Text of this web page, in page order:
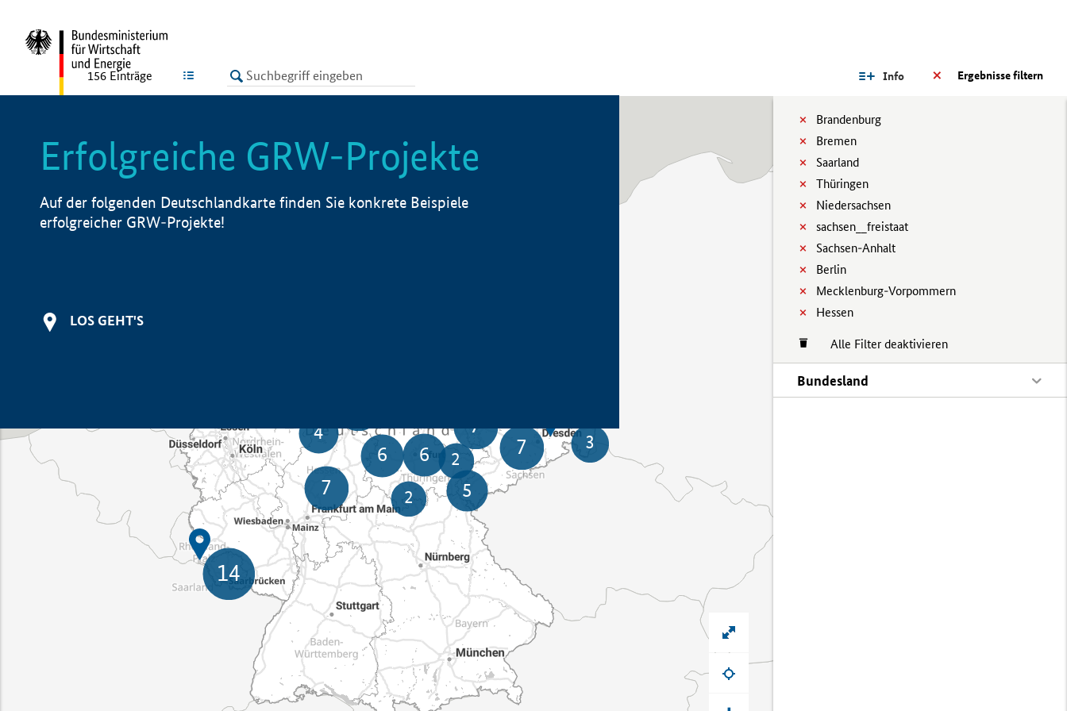
LISTE Ergebnisse filtern
Info
Brandenburg
Bremen
Saarland
Thüringen
Niedersachsen
sachsen__freistaat
Sachsen-Anhalt
Berlin
Mecklenburg-Vorpommern
Hessen
Alle Filter deaktivieren
Bundesland
156 Einträge
Erfolgreiche GRW-Projekte
Auf der folgenden Deutschlandkarte finden Sie konkrete Beispiele
erfolgreicher GRW-Projekte!
LOS GEHT'S